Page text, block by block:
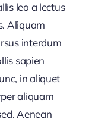
leo a lectus
Aliquam
interdum
sapien
in aliquet
aliquam
Aenean